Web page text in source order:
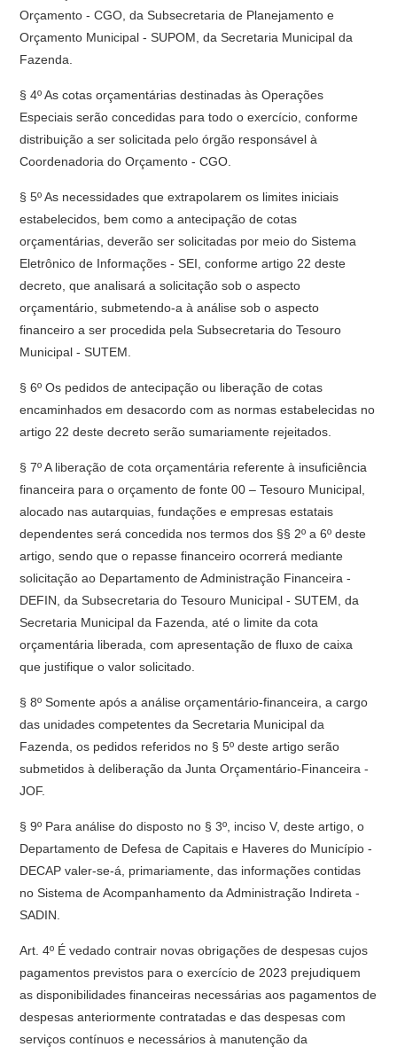
Orçamento - CGO, da Subsecretaria de Planejamento e
Orçamento Municipal - SUPOM, da Secretaria Municipal da
Fazenda.
§ 4º As cotas orçamentárias destinadas às Operações
Especiais serão concedidas para todo o exercício, conforme
distribuição a ser solicitada pelo órgão responsável à
Coordenadoria do Orçamento - CGO.
§ 5º As necessidades que extrapolarem os limites iniciais
estabelecidos, bem como a antecipação de cotas
orçamentárias, deverão ser solicitadas por meio do Sistema
Eletrônico de Informações - SEI, conforme artigo 22 deste
decreto, que analisará a solicitação sob o aspecto
orçamentário, submetendo-a à análise sob o aspecto
financeiro a ser procedida pela Subsecretaria do Tesouro
Municipal - SUTEM.
§ 6º Os pedidos de antecipação ou liberação de cotas
encaminhados em desacordo com as normas estabelecidas no
artigo 22 deste decreto serão sumariamente rejeitados.
§ 7º A liberação de cota orçamentária referente à insuficiência
financeira para o orçamento de fonte 00 – Tesouro Municipal,
alocado nas autarquias, fundações e empresas estatais
dependentes será concedida nos termos dos §§ 2º a 6º deste
artigo, sendo que o repasse financeiro ocorrerá mediante
solicitação ao Departamento de Administração Financeira -
DEFIN, da Subsecretaria do Tesouro Municipal - SUTEM, da
Secretaria Municipal da Fazenda, até o limite da cota
orçamentária liberada, com apresentação de fluxo de caixa
que justifique o valor solicitado.
§ 8º Somente após a análise orçamentário-financeira, a cargo
das unidades competentes da Secretaria Municipal da
Fazenda, os pedidos referidos no § 5º deste artigo serão
submetidos à deliberação da Junta Orçamentário-Financeira -
JOF.
§ 9º Para análise do disposto no § 3º, inciso V, deste artigo, o
Departamento de Defesa de Capitais e Haveres do Município -
DECAP valer-se-á, primariamente, das informações contidas
no Sistema de Acompanhamento da Administração Indireta -
SADIN.
Art. 4º É vedado contrair novas obrigações de despesas cujos
pagamentos previstos para o exercício de 2023 prejudiquem
as disponibilidades financeiras necessárias aos pagamentos de
despesas anteriormente contratadas e das despesas com
serviços contínuos e necessários à manutenção da